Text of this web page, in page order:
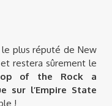
le plus réputé de New
restera sûrement le
of the Rock a
sur l’Empire State
!